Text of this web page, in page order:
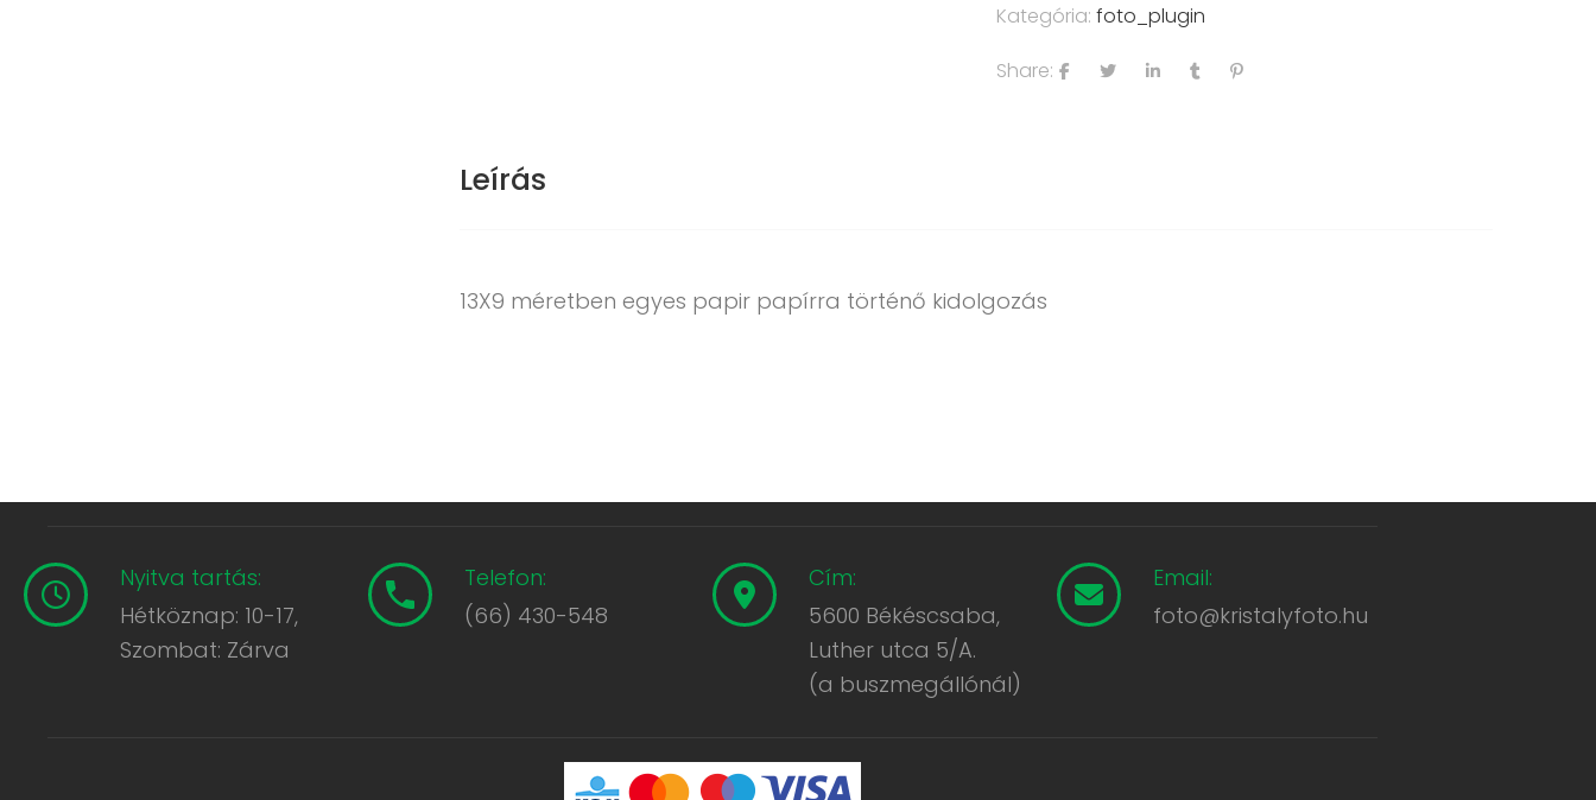
Kategória:foto_plugin
Share:
Leírás
13X9 méretben egyes papir papírra történő kidolgozás
Nyitva tartás:
Hétköznap: 10-17,
Szombat: Zárva
Telefon:
(66) 430-548
Cím:
5600 Békéscsaba,
Luther utca 5/A.
(a buszmegállónál)
Email:
foto@kristalyfoto.hu